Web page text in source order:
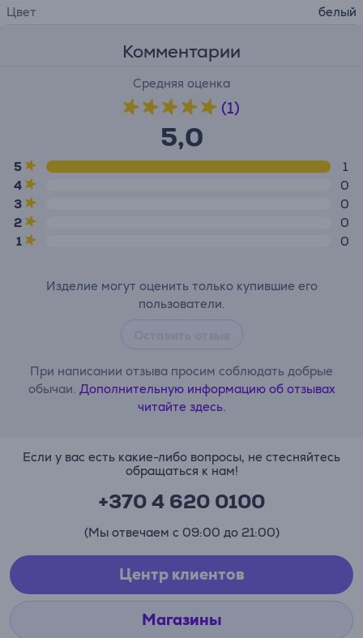
Цвет
белый
Комментарии
Средняя оценка
(1)
5,0
5
1
4
0
3
0
2
0
1
0
Изделие могут оценить только купившие его
пользователи.
При написании отзыва просим соблюдать добрые
обычаи. Дополнительную информацию об отзывах
читайте здесь.
Если у вас есть какие-либо вопросы, не стесняйтесь
обращаться к нам!
+370 4 620 0100
(Мы отвечаем с 09:00 до 21:00)
Центр клиентов
Магазины